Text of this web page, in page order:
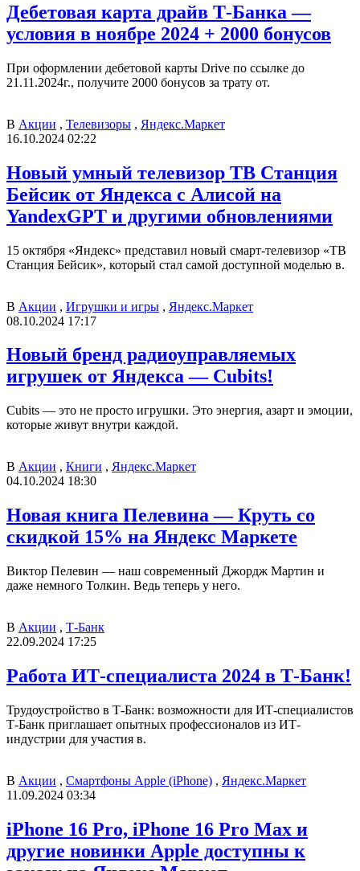
Дебетовая карта драйв Т-Банка —
условия в ноябре 2024 + 2000 бонусов
При оформлении дебетовой карты Drive по ссылке до
21.11.2024г., получите 2000 бонусов за трату от.
В Акции , Телевизоры , Яндекс.Маркет
16.10.2024 02:22
Новый умный телевизор ТВ Станция
Бейсик от Яндекса с Алисой на
YandexGPT и другими обновлениями
15 октября «Яндекс» представил новый смарт-телевизор «ТВ
Стан­ция Бейсик», который стал самой доступной моделью в.
В Акции , Игрушки и игры , Яндекс.Маркет
08.10.2024 17:17
Новый бренд радиоуправляемых
игрушек от Яндекса — Cubits!
Cubits — это не просто игрушки. Это энергия, азарт и эмоции,
которые живут внутри каждой.
В Акции , Книги , Яндекс.Маркет
04.10.2024 18:30
Новая книга Пелевина — Круть со
скидкой 15% на Яндекс Маркете
Виктор Пелевин — наш современный Джордж Мартин и
даже немного Толкин. Ведь теперь у него.
В Акции , Т-Банк
22.09.2024 17:25
Работа ИТ-специалиста 2024 в Т-Банк!
Трудоустройство в Т-Банк: возможности для ИТ-специалистов
Т-Банк приглашает опытных профессионалов из ИТ-
индустрии для участия в.
В Акции , Смартфоны Apple (iPhone) , Яндекс.Маркет
11.09.2024 03:34
iPhone 16 Pro, iPhone 16 Pro Max и
другие новинки Apple доступны к